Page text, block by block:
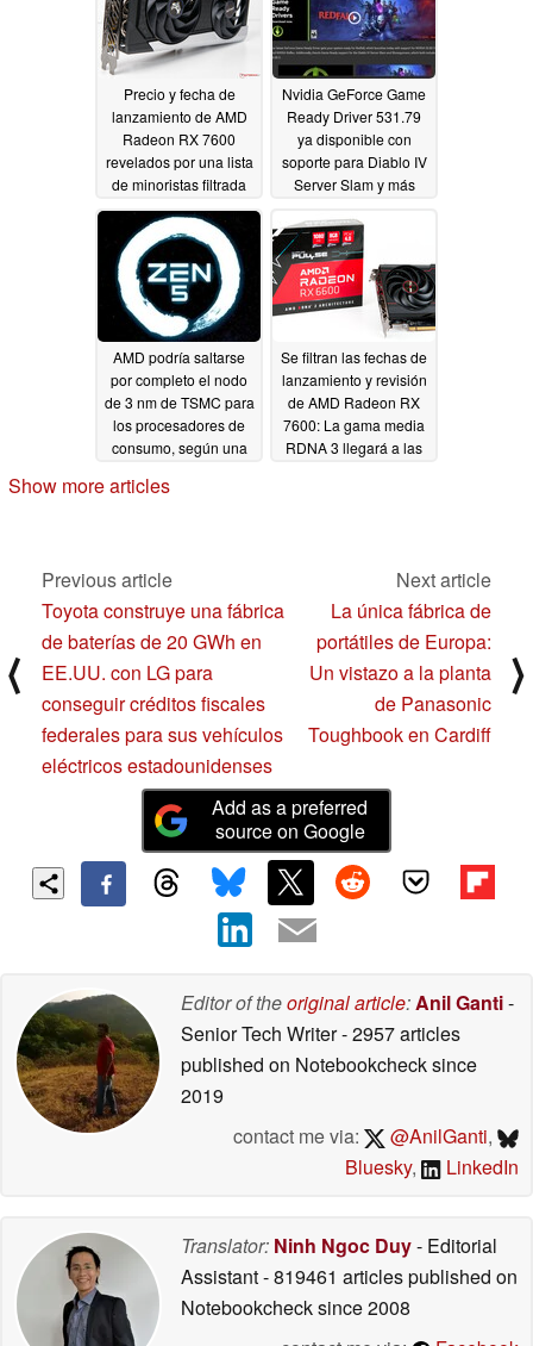
Precio y fecha de
lanzamiento de AMD
Radeon RX 7600
revelados por una lista
de minoristas filtrada
05/10/2023
Nvidia GeForce Game
Ready Driver 531.79
ya disponible con
soporte para Diablo IV
Server Slam y más
AMD podría saltarse
por completo el nodo
de 3 nm de TSMC para
los procesadores de
consumo, según una
04/29/2023
Se filtran las fechas de
lanzamiento y revisión
de AMD Radeon RX
7600: La gama media
RDNA 3 llegará a las
Show more articles
⟨
Previous article
Toyota construye una fábrica
de baterías de 20 GWh en
EE.UU. con LG para
conseguir créditos fiscales
federales para sus vehículos
eléctricos estadounidenses
Next article
La única fábrica de
portátiles de Europa:
Un vistazo a la planta
de Panasonic
Toughbook en Cardiff
⟩
Add as a preferred
source on Google
Editor of theoriginal article:Anil Ganti-
Senior Tech Writer- 2957 articles
published on Notebookchecksince
2019
contact me via:
@AnilGanti,
Bluesky, LinkedIn
Translator: Ninh Ngoc Duy- Editorial
Assistant- 819461 articles published on
Notebookchecksince 2008